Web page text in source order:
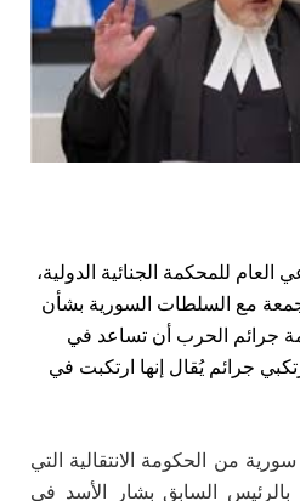
للمحكمة الجنائية الدولية،
مع السلطات السورية بشأن
جرائم الحرب أن تساعد في
جرائم يُقال إنها ارتكبت في
من الحكومة الانتقالية التي
السابق بشار الأسد في